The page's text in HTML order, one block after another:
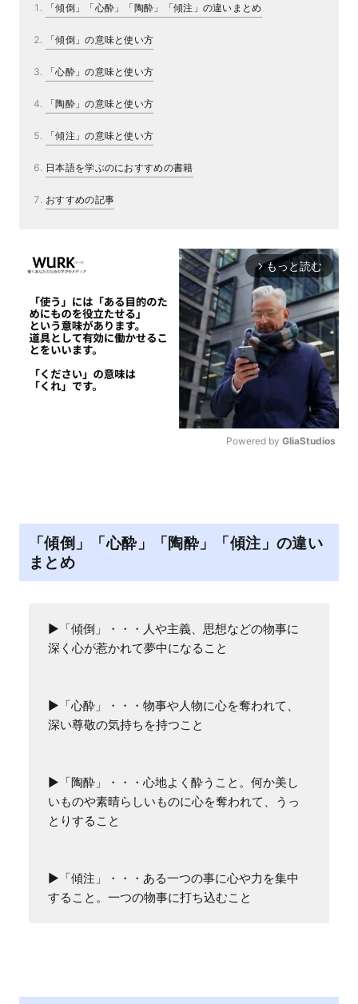
「傾倒」「心酔」「陶酔」「傾注」の違いまとめ
「傾倒」の意味と使い方
「心酔」の意味と使い方
「陶酔」の意味と使い方
「傾注」の意味と使い方
日本語を学ぶのにおすすめの書籍
おすすめの記事
arrow_forward_ios もっと読む
Powered by GliaStudios
「傾倒」「心酔」「陶酔」「傾注」の違い
まとめ
▶︎「傾倒」・・・人や主義、思想などの物事に
深く心が惹かれて夢中になること
▶︎「心酔」・・・物事や人物に心を奪われて、
深い尊敬の気持ちを持つこと
▶︎「陶酔」・・・心地よく酔うこと。何か美し
いものや素晴らしいものに心を奪われて、うっ
とりすること
▶︎「傾注」・・・ある一つの事に心や力を集中
すること。一つの物事に打ち込むこと